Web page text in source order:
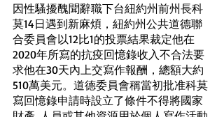
因性騷擾醜聞辭職下台紐約州前州長科
莫14日遇到新麻煩，紐約州公共道德聯
合委員會以12比1的投票結果裁定他在
2020年所寫的抗疫回憶錄收入不合法要
求他在30天內上交寫作報酬，總額大約
510萬美元。道德委員會稱當初批准科莫
寫回憶錄申請時設立了條件不得將國家